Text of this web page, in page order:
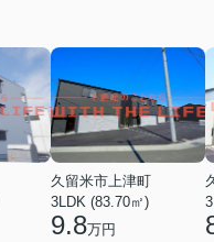
久留米市上津町
3LDK (83.70㎡)
9.8万円